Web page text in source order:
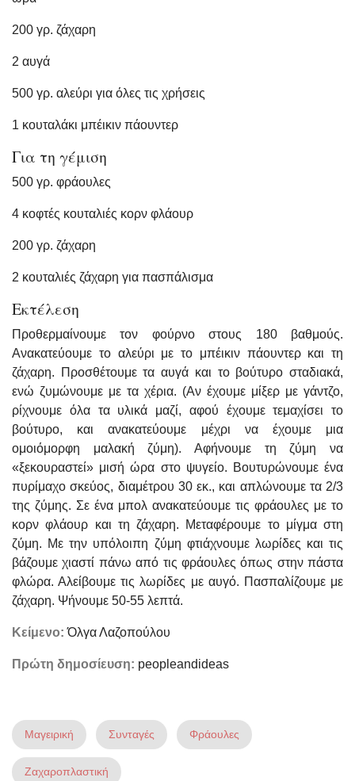
200 γρ. ζάχαρη
2 αυγά
500 γρ. αλεύρι για όλες τις χρήσεις
1 κουταλάκι μπέικιν πάουντερ
Για τη γέμιση
500 γρ. φράουλες
4 κοφτές κουταλιές κορν φλάουρ
200 γρ. ζάχαρη
2 κουταλιές ζάχαρη για πασπάλισμα
Εκτέλεση
Προθερμαίνουμε τον φούρνο στους 180 βαθμούς.
Ανακατεύουμε το αλεύρι με το μπέικιν πάουντερ και τη
ζάχαρη. Προσθέτουμε τα αυγά και το βούτυρο σταδιακά,
ενώ ζυμώνουμε με τα χέρια. (Αν έχουμε μίξερ με γάντζο,
ρίχνουμε όλα τα υλικά μαζί, αφού έχουμε τεμαχίσει το
βούτυρο, και ανακατεύουμε μέχρι να έχουμε μια
ομοιόμορφη μαλακή ζύμη). Αφήνουμε τη ζύμη να
«ξεκουραστεί» μισή ώρα στο ψυγείο. Βουτυρώνουμε ένα
πυρίμαχο σκεύος, διαμέτρου 30 εκ., και απλώνουμε τα 2/3
της ζύμης. Σε ένα μπολ ανακατεύουμε τις φράουλες με το
κορν φλάουρ και τη ζάχαρη. Μεταφέρουμε το μίγμα στη
ζύμη. Με την υπόλοιπη ζύμη φτιάχνουμε λωρίδες και τις
βάζουμε χιαστί πάνω από τις φράουλες όπως στην πάστα
φλώρα. Αλείβουμε τις λωρίδες με αυγό. Πασπαλίζουμε με
ζάχαρη. Ψήνουμε 50-55 λεπτά.
Κείμενο:Όλγα Λαζοπούλου
Πρώτη δημοσίευση: peopleandideas
Μαγειρική Συνταγές Φράουλες
Ζαχαροπλαστική